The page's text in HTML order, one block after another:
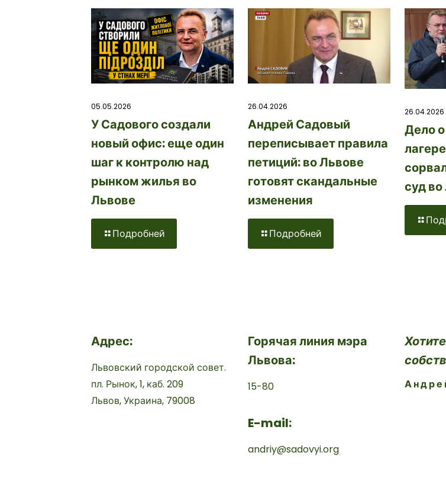
05.05.2026
У Садового создали
новый офис: еще один
шаг к контролю над
рынком жилья во
Львове
Подробней
26.04.2026
Андрей Садовый
переписывает правила
петиций: во Львове
готовят скандальные
изменения
Подробней
26.04.2026
Дело
суд
Адрес:
Львовский городской совет.
пл. Рынок, 1, каб. 209
Львов, Украина, 79008
Горячая линия мэра
Львова:
15-80
E-mail:
andriy@sadovyi.org